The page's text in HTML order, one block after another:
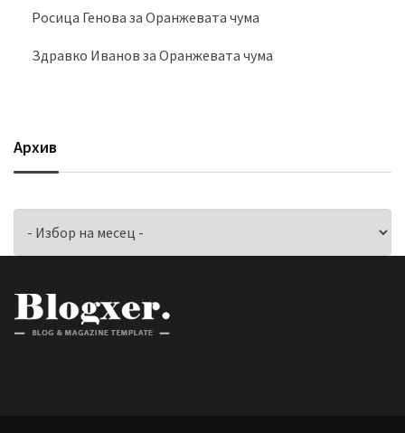
Росица Генова за Оранжевата чума
Здравко Иванов за Оранжевата чума
Архив
Архив